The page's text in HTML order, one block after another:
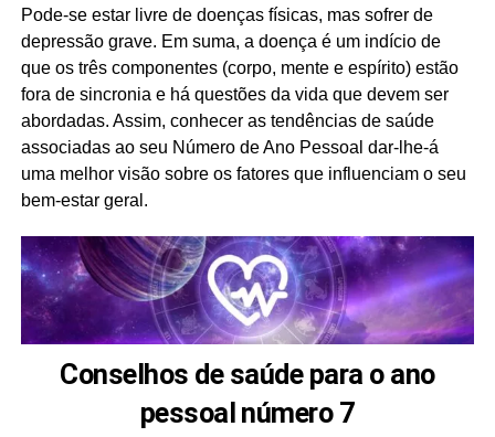
Pode-se estar livre de doenças físicas, mas sofrer de
depressão grave. Em suma, a doença é um indício de
que os três componentes (corpo, mente e espírito) estão
fora de sincronia e há questões da vida que devem ser
abordadas. Assim, conhecer as tendências de saúde
associadas ao seu Número de Ano Pessoal dar-lhe-á
uma melhor visão sobre os fatores que influenciam o seu
bem-estar geral.
Conselhos de saúde para o ano
pessoal número 7